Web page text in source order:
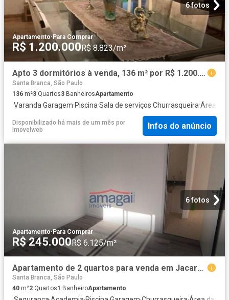
6 fotos
Apartamento·Para Comprar
R$ 1.200.000R$ 8.823/m²
Apto 3 dormitórios à venda, 136 m² por R$ 1.200.000 Jd Aquarius São José dos Campos/SP
Santa Branca, São Paulo
136 m²3 Quartos3 BanheirosApartamento
·Varanda·Garagem·Piscina·Sala de serviços·Churrasqueira·Área de
Disponibilizado há mais de um mês por
Imovelweb
Infos do anúncio
6 fotos
Apartamento·Para Comprar
R$ 245.000R$ 6.125/m²
Apartamento de 2 quartos para venda em Jacareí SP
Santa Branca, São Paulo
40 m²2 Quartos1 BanheiroApartamento